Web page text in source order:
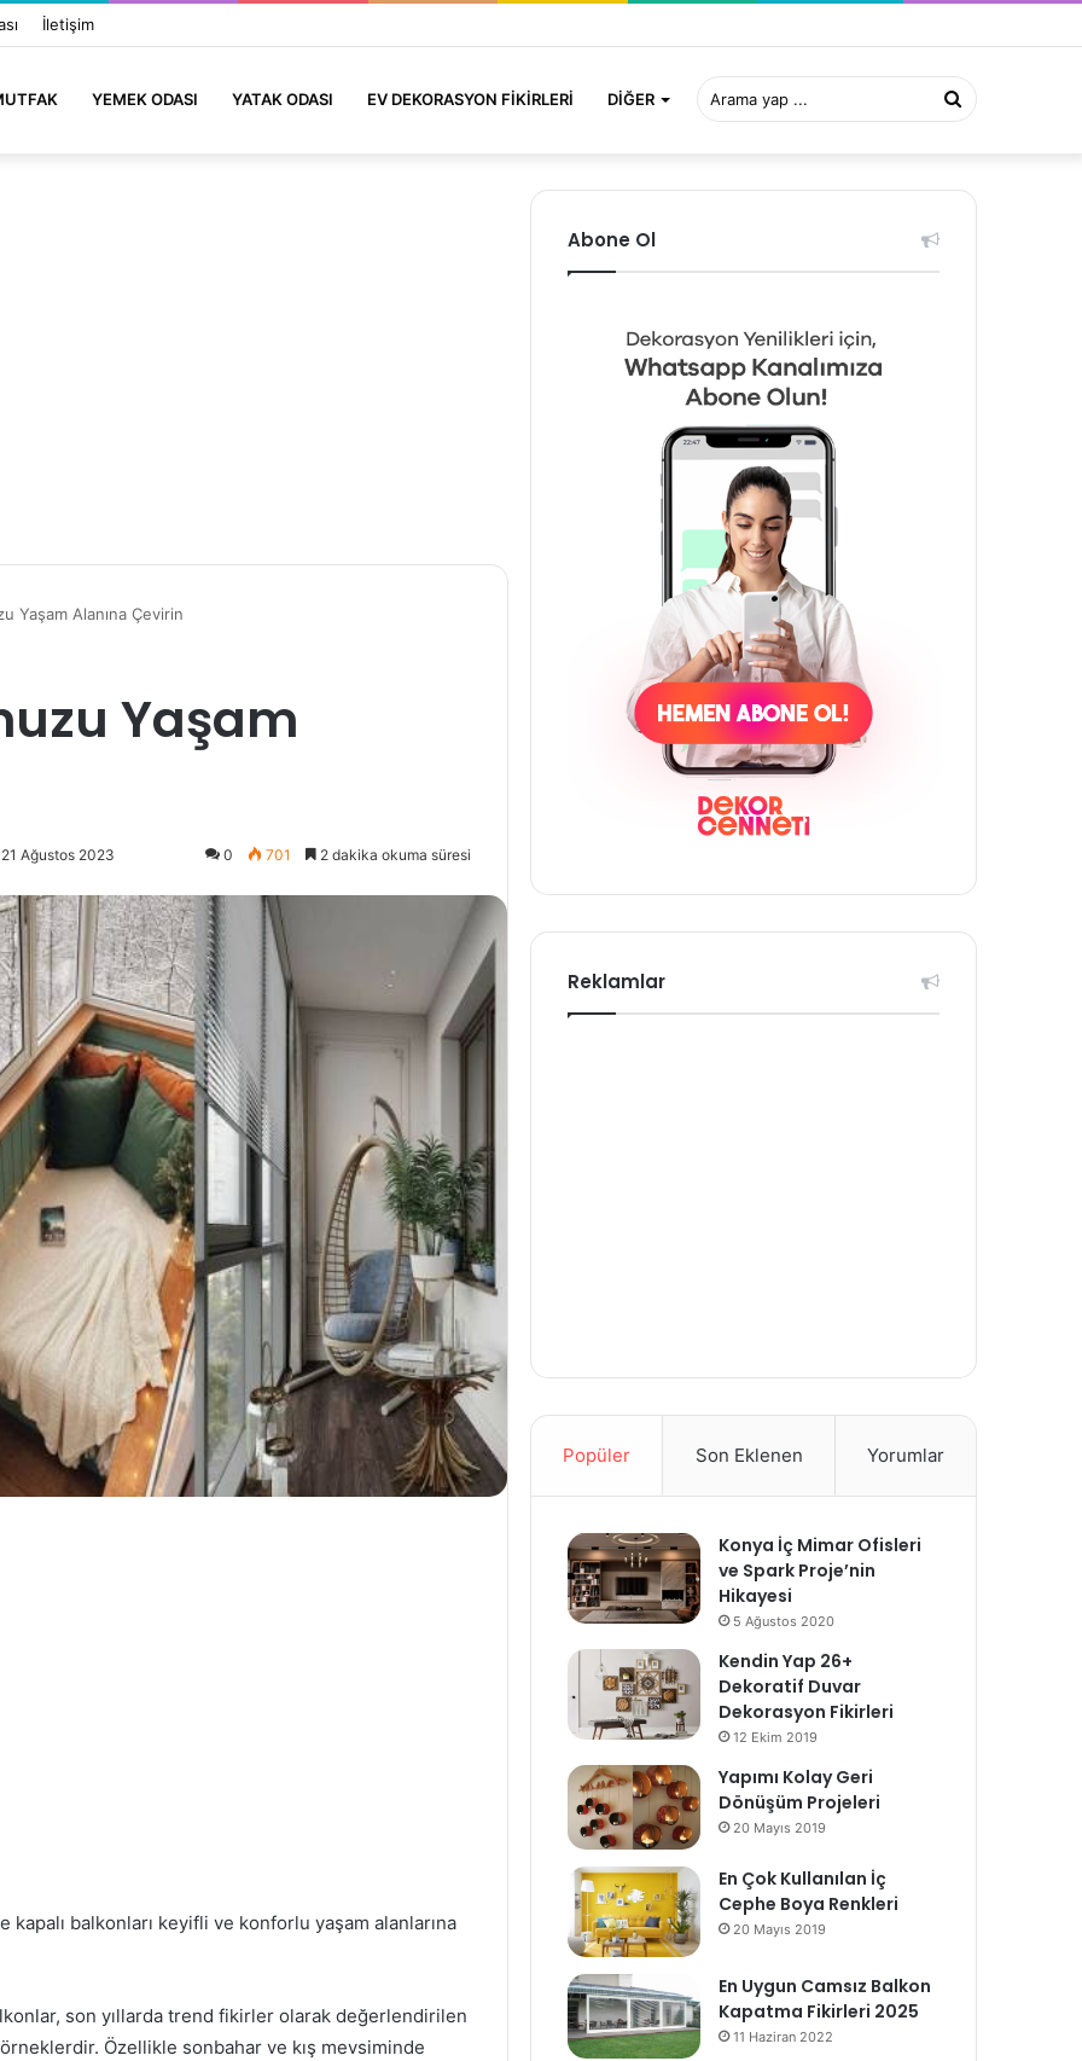
İletişim
YEMEK ODASI YATAK ODASI EV DEKORASYON FIKIRLERI DIĞER Arama
yap
Yaşam Alanına Çevirin
Yaşam
Ağustos 2023 0 701 2 dakika okuma süresi
kapalı balkonları keyifli ve konforlu yaşam alanlarına
son yıllarda trend fikirler olarak değerlendirilen
Özellikle sonbahar ve kış mevsiminde
Abone Ol
Reklamlar
Popüler Son Eklenen Yorumlar
Konya İç Mimar Ofisleri
ve Spark Proje’nin
Hikayesi
5 Ağustos 2020
Kendin Yap 26+
Dekoratif Duvar
Dekorasyon Fikirleri
12 Ekim 2019
Yapımı Kolay Geri
Dönüşüm Projeleri
20 Mayıs 2019
En Çok Kullanılan İç
Cephe Boya Renkleri
20 Mayıs 2019
En Uygun Camsız Balkon
Kapatma Fikirleri 2025
11 Haziran 2022